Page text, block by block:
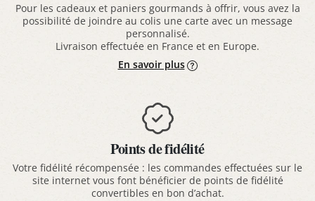
Pour les cadeaux et paniers gourmands à offrir, vous avez la
possibilité de joindre au colis une carte avec un message
personnalisé.
Livraison effectuée en France et en Europe.
En savoir plus
Points de fidélité
Votre fidélité récompensée : les commandes effectuées sur le
site internet vous font bénéficier de points de fidélité
convertibles en bon d’achat.